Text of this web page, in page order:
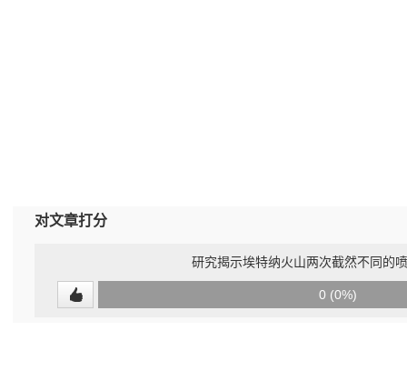
对文章打分
研究揭示埃特纳火山两次截然不同的
0 (0%)